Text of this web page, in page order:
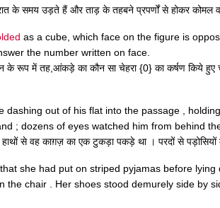
के समय उड़ते हैं और ताड़ के तहबने प्रपर्णों से होकर कोमल
as a cube, which face on the figure is
the number written on face.
के रूप में तह,आंकड़े का कौन सा चेहरा {0} का कर्षण किये हुए
dashing out of his flat into the passage ,
; dozens of eyes watched him from behind
हाथों से वह काग़ज़ का एक टुकड़ा पकड़े था । परदों से
she had put on striped pyjamas before lying
the chair . Her shoes stood demurely side by